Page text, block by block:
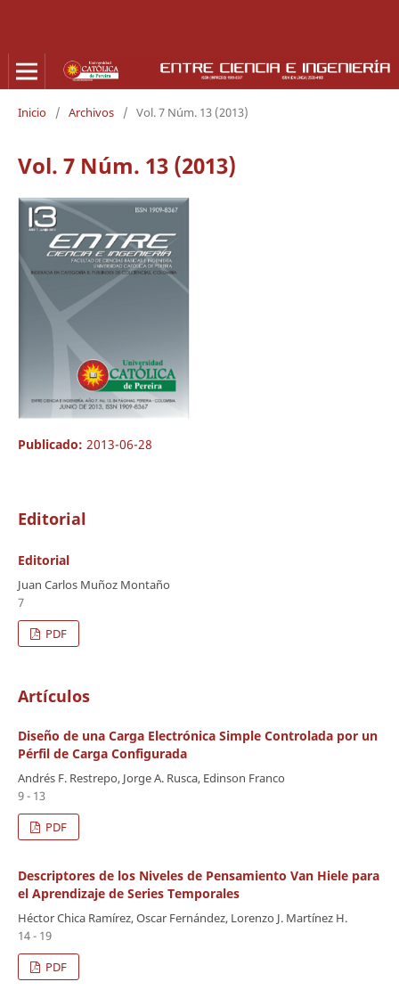
Inicio / Archivos / Vol. 7 Núm. 13 (2013)
Vol. 7 Núm. 13 (2013)
Publicado: 2013-06-28
Editorial
Editorial
Juan Carlos Muñoz Montaño
7
PDF
Artículos
Diseño de una Carga Electrónica Simple Controlada por un
Pérfil de Carga Configurada
Andrés F. Restrepo, Jorge A. Rusca, Edinson Franco
9 - 13
PDF
Descriptores de los Niveles de Pensamiento Van Hiele para
el Aprendizaje de Series Temporales
Héctor Chica Ramírez, Oscar Fernández, Lorenzo J. Martínez H.
14 - 19
PDF